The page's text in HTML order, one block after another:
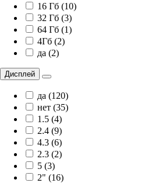
16 Гб (10)
32 Гб (3)
64 Гб (1)
4Гб (2)
да (2)
Дисплей
да (120)
нет (35)
1.5 (4)
2.4 (9)
4.3 (6)
2.3 (2)
5 (3)
2" (16)